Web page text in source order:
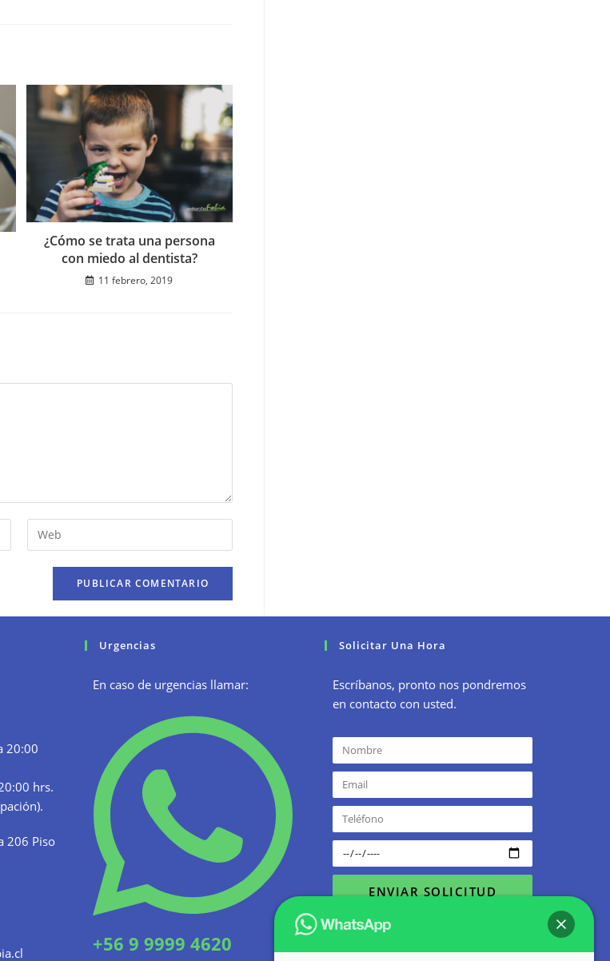
¿Cómo se trata una persona
con miedo al dentista?
11 febrero, 2019
20:00
hrs.
206 Piso
Urgencias
En caso de urgencias llamar:
+56 9 9999 4620
Solicitar Una Hora
Escríbanos, pronto nos pondremos
en contacto con usted.
ENVIAR SOLICITUD